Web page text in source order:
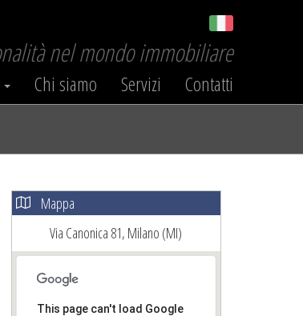
nel mondo immobiliare
Chi siamo Servizi Contatti
Mappa
Via Canonica 81, Milano (MI)
This page can't load Google